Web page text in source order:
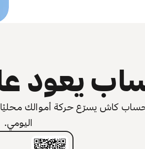
يعود
كاش يسرّع حركة أموالك محليًا
اليومي.